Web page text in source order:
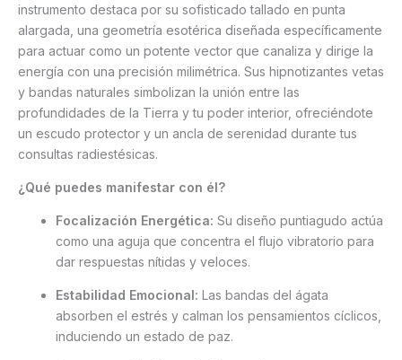
instrumento destaca por su sofisticado tallado en punta
alargada, una geometría esotérica diseñada específicamente
para actuar como un potente vector que canaliza y dirige la
energía con una precisión milimétrica. Sus hipnotizantes vetas
y bandas naturales simbolizan la unión entre las
profundidades de la Tierra y tu poder interior, ofreciéndote
un escudo protector y un ancla de serenidad durante tus
consultas radiestésicas.
¿Qué puedes manifestar con él?
Focalización Energética: Su diseño puntiagudo actúa
como una aguja que concentra el flujo vibratorio para
dar respuestas nítidas y veloces.
Estabilidad Emocional: Las bandas del ágata
absorben el estrés y calman los pensamientos cíclicos,
induciendo un estado de paz.